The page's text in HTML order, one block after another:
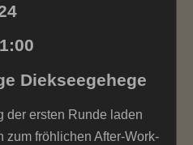
Diekseegehege
der ersten Runde laden
zum fröhlichen After-Work-